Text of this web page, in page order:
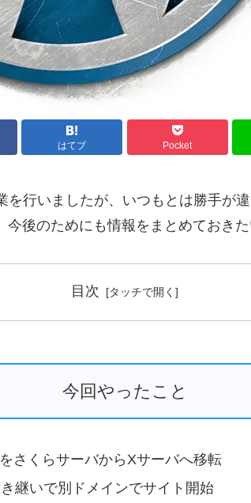
はてブ Pocket
を行いましたが、いつもとは勝手が
後のためにも情報をまとめておきた
目次
今回やったこと
さくらサーバからXサーバへ移転
継いで別ドメインでサイト開始